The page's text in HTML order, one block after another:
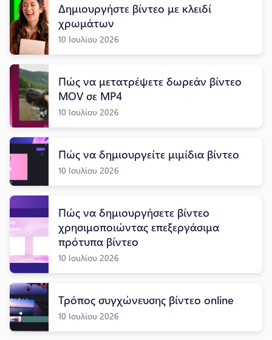
Δημιουργήστε βίντεο με κλειδί
χρωμάτων
10 Ιουλίου 2026
Πώς να μετατρέψετε δωρεάν βίντεο
MOV σε MP4
10 Ιουλίου 2026
Πώς να δημιουργείτε μιμίδια βίντεο
10 Ιουλίου 2026
Πώς να δημιουργήσετε βίντεο
χρησιμοποιώντας επεξεργάσιμα
πρότυπα βίντεο
10 Ιουλίου 2026
Τρόπος συγχώνευσης βίντεο online
10 Ιουλίου 2026